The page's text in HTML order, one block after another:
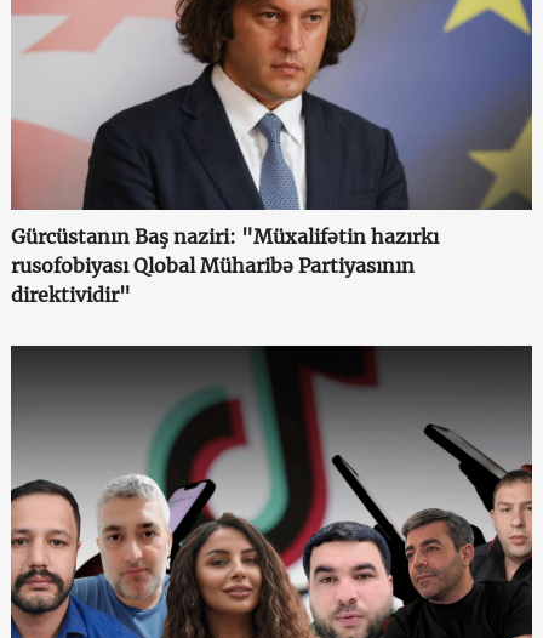
Gürcüstanın Baş naziri: "Müxalifətin hazırkı
rusofobiyası Qlobal Müharibə Partiyasının
direktividir"